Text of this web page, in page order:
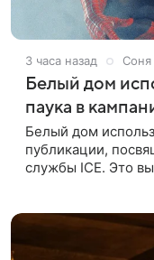
3 часа назад
Белый дом
паука в
Белый дом
публикации,
службы ICE. Это